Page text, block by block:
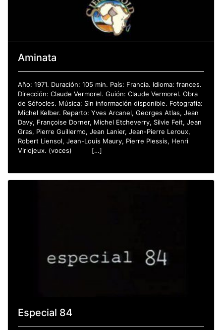
Aminata
Año: 1971. Duración: 105 min. País: Francia. Idioma: frances.
Dirección: Claude Vermorel. Guión: Claude Vermorel. Obra
de Sófocles. Música: Sin información disponible. Fotografía:
Michel Kelber. Reparto: Yves Arcanel, Georges Atlas, Jean
Davy, Françoise Dorner, Michel Etcheverry, Silvie Feit, Jean
Gras, Pierre Guillermo, Jean Lanier, Jean-Pierre Leroux,
Robert Liensol, Jean-Louis Maury, Pierre Plessis, Henri
Virlojeux. (voces) […]
Especial 84